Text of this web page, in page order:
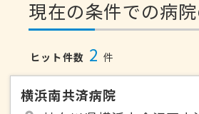
現在の条件での病
ヒット件数 2 件
横浜南共済病院